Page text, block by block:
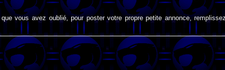
vous avez oublié, pour poster votre propre petite annonce,